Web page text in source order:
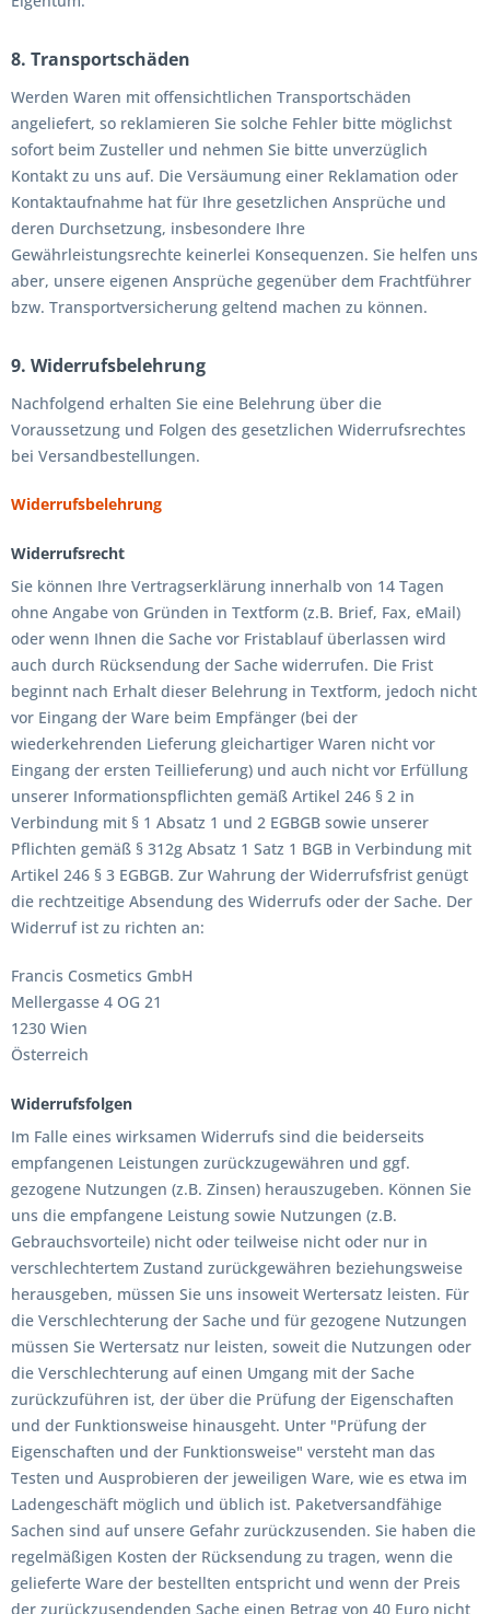
8. Transportschäden
Werden Waren mit offensichtlichen Transportschäden
angeliefert, so reklamieren Sie solche Fehler bitte möglichst
sofort beim Zusteller und nehmen Sie bitte unverzüglich
Kontakt zu uns auf. Die Versäumung einer Reklamation oder
Kontaktaufnahme hat für Ihre gesetzlichen Ansprüche und
deren Durchsetzung, insbesondere Ihre
Gewährleistungsrechte keinerlei Konsequenzen. Sie helfen uns
aber, unsere eigenen Ansprüche gegenüber dem Frachtführer
bzw. Transportversicherung geltend machen zu können.
9. Widerrufsbelehrung
Nachfolgend erhalten Sie eine Belehrung über die
Voraussetzung und Folgen des gesetzlichen Widerrufsrechtes
bei Versandbestellungen.
Widerrufsbelehrung
Widerrufsrecht
Sie können Ihre Vertragserklärung innerhalb von 14 Tagen
ohne Angabe von Gründen in Textform (z.B. Brief, Fax, eMail)
oder wenn Ihnen die Sache vor Fristablauf überlassen wird
auch durch Rücksendung der Sache widerrufen. Die Frist
beginnt nach Erhalt dieser Belehrung in Textform, jedoch nicht
vor Eingang der Ware beim Empfänger (bei der
wiederkehrenden Lieferung gleichartiger Waren nicht vor
Eingang der ersten Teillieferung) und auch nicht vor Erfüllung
unserer Informationspflichten gemäß Artikel 246 § 2 in
Verbindung mit § 1 Absatz 1 und 2 EGBGB sowie unserer
Pflichten gemäß § 312g Absatz 1 Satz 1 BGB in Verbindung mit
Artikel 246 § 3 EGBGB. Zur Wahrung der Widerrufsfrist genügt
die rechtzeitige Absendung des Widerrufs oder der Sache. Der
Widerruf ist zu richten an:
Francis Cosmetics GmbH
Mellergasse 4 OG 21
1230 Wien
Österreich
Widerrufsfolgen
Im Falle eines wirksamen Widerrufs sind die beiderseits
empfangenen Leistungen zurückzugewähren und ggf.
gezogene Nutzungen (z.B. Zinsen) herauszugeben. Können Sie
uns die empfangene Leistung sowie Nutzungen (z.B.
Gebrauchsvorteile) nicht oder teilweise nicht oder nur in
verschlechtertem Zustand zurückgewähren beziehungsweise
herausgeben, müssen Sie uns insoweit Wertersatz leisten. Für
die Verschlechterung der Sache und für gezogene Nutzungen
müssen Sie Wertersatz nur leisten, soweit die Nutzungen oder
die Verschlechterung auf einen Umgang mit der Sache
zurückzuführen ist, der über die Prüfung der Eigenschaften
und der Funktionsweise hinausgeht. Unter "Prüfung der
Eigenschaften und der Funktionsweise" versteht man das
Testen und Ausprobieren der jeweiligen Ware, wie es etwa im
Ladengeschäft möglich und üblich ist. Paketversandfähige
Sachen sind auf unsere Gefahr zurückzusenden. Sie haben die
regelmäßigen Kosten der Rücksendung zu tragen, wenn die
gelieferte Ware der bestellten entspricht und wenn der Preis
der zurückzusendenden Sache einen Betrag von 40 Euro nicht